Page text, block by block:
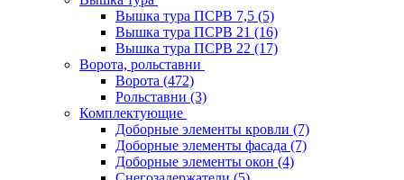
Вышка тура ПСРВ 7,5 (5)
Вышка тура ПСРВ 21 (16)
Вышка тура ПСРВ 22 (17)
Ворота, рольставни
Ворота (472)
Рольставни (3)
Комплектующие
Доборные элементы кровли (7)
Доборные элементы фасада (7)
Доборные элементы окон (4)